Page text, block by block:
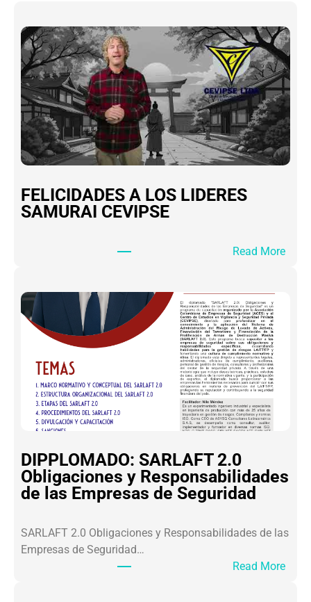
FELICIDADES A LOS LIDERES
SAMURAI CEVIPSE
Read More:
O
I
E
DIPPLOMADO: SARLAFT 2.0
Obligaciones y Responsabilidades
de las Empresas de Seguridad
SARLAFT 2.0 Obligaciones y Responsabilidades de las
Empresas de Seguridad…
Read More: